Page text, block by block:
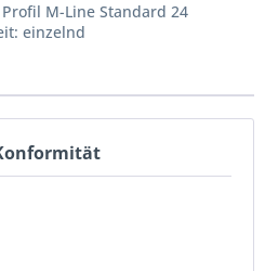
M-Line Standard 24
einzelnd